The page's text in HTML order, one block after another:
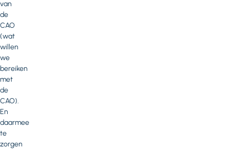
van
de
CAO
(wat
willen
we
bereiken
met
de
CAO).
En
daarmee
te
zorgen